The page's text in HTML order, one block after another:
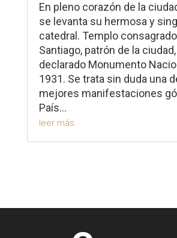
En pleno corazón de la
se levanta su hermosa y
catedral. Templo
Santiago, patrón de la
declarado Monumento
1931. Se trata sin duda una
mejores manifestaciones
País...
leer más